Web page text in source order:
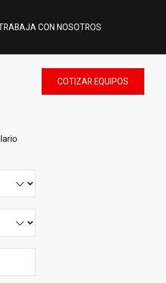
CON NOSOTROS
COTIZAR EQUIPOS